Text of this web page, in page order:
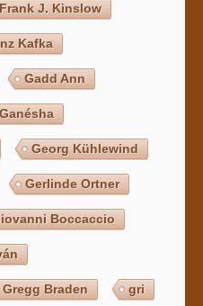
Frank J. Kinslow
Kafka
Gadd Ann
Ganésha
Georg Kühlewind
Gerlinde Ortner
Boccaccio
Gregg Braden gri